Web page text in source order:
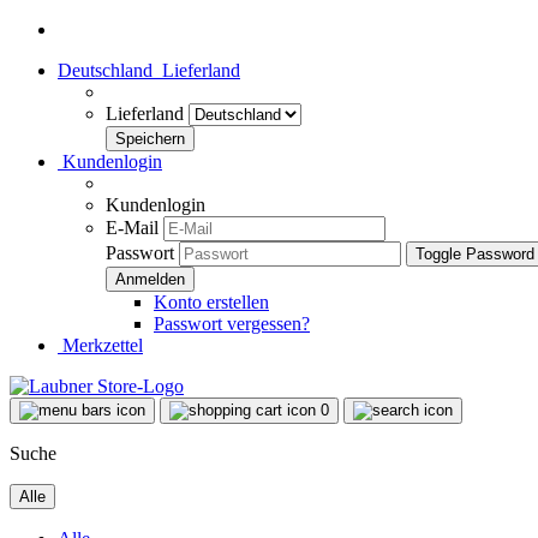
Deutschland Lieferland
Lieferland
Kundenlogin
Kundenlogin
E-Mail
Passwort
Toggle
Konto erstellen
Passwort vergessen?
Merkzettel
0
Suche
Alle